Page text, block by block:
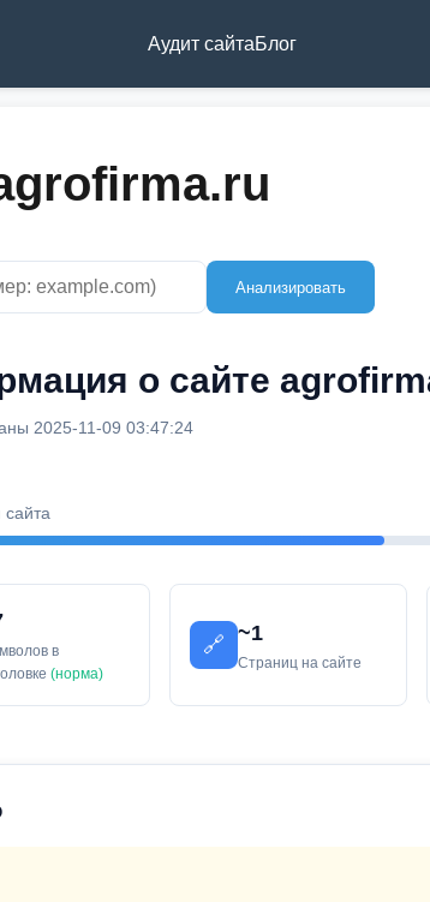
Аудит сайтаБлог
Анализировать
о сайте
2025-11-09 03:47:24
в
(норма)
🔗
~1
Страниц на сайте